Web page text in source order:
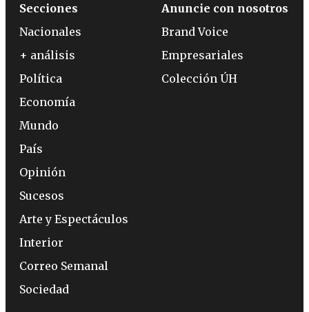
Secciones
Nacionales
+ análisis
Política
Economía
Mundo
País
Opinión
Sucesos
Arte y Espectáculos
Interior
Correo Semanal
Sociedad
Anuncie con nosotros
Brand Voice
Empresariales
Colección ÚH